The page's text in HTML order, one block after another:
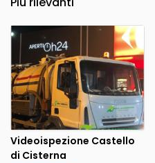
Videoispezione Castello
di Cisterna